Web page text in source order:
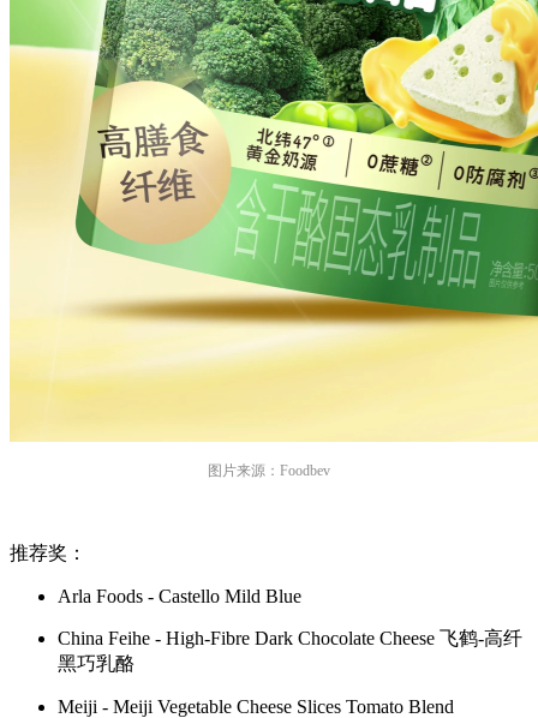
图片来源：Foodbev
推荐奖：
Arla Foods - Castello Mild Blue
China Feihe - High-Fibre Dark Chocolate Cheese 飞鹤-高纤
黑巧乳酪
Meiji - Meiji Vegetable Cheese Slices Tomato Blend